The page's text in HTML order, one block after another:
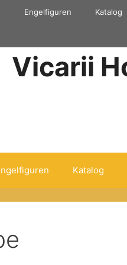
Engelfiguren Katalog
Vicarii
Katalog